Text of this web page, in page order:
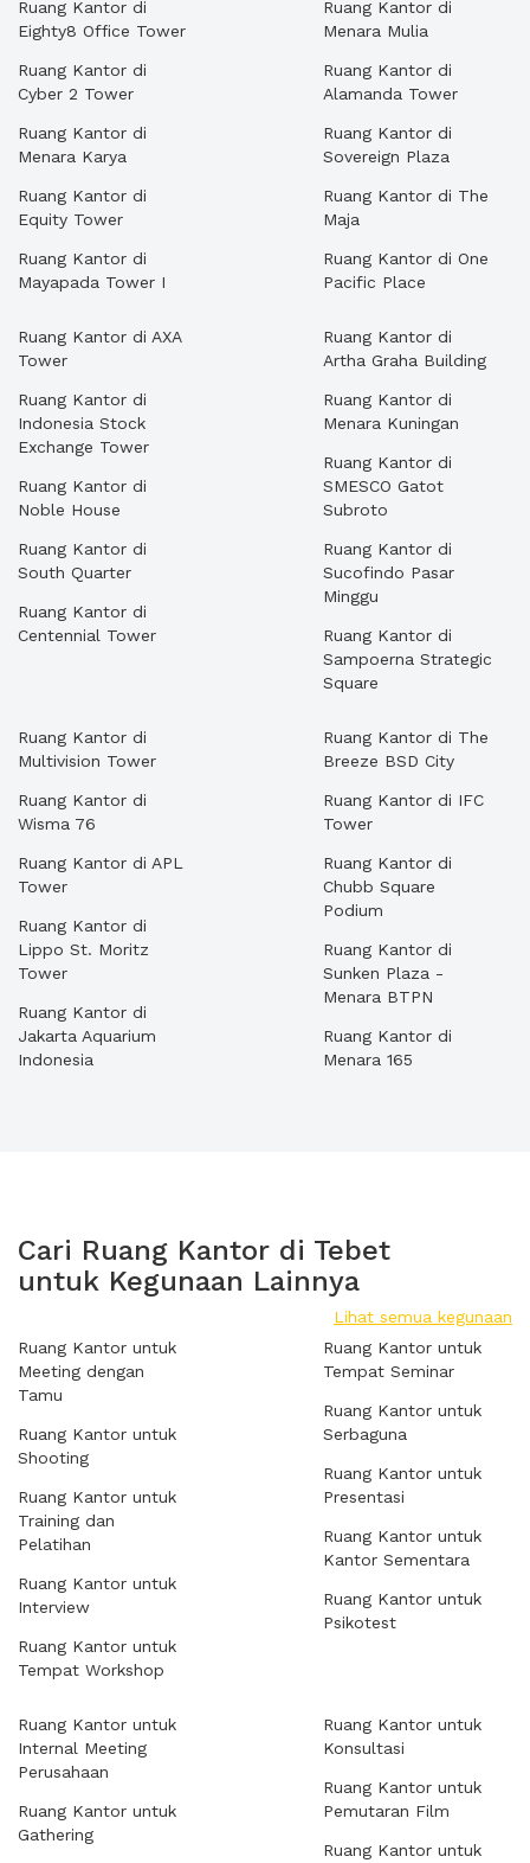
Ruang Kantor di
Eighty8 Office Tower
Ruang Kantor di
Cyber 2 Tower
Ruang Kantor di
Menara Karya
Ruang Kantor di
Equity Tower
Ruang Kantor di
Mayapada Tower I
Ruang Kantor di
Menara Mulia
Ruang Kantor di
Alamanda Tower
Ruang Kantor di
Sovereign Plaza
Ruang Kantor di The
Maja
Ruang Kantor di One
Pacific Place
Ruang Kantor di AXA
Tower
Ruang Kantor di
Indonesia Stock
Exchange Tower
Ruang Kantor di
Noble House
Ruang Kantor di
South Quarter
Ruang Kantor di
Centennial Tower
Ruang Kantor di
Artha Graha Building
Ruang Kantor di
Menara Kuningan
Ruang Kantor di
SMESCO Gatot
Subroto
Ruang Kantor di
Sucofindo Pasar
Minggu
Ruang Kantor di
Sampoerna Strategic
Square
Ruang Kantor di
Multivision Tower
Ruang Kantor di
Wisma 76
Ruang Kantor di APL
Tower
Ruang Kantor di
Lippo St. Moritz
Tower
Ruang Kantor di
Jakarta Aquarium
Indonesia
Ruang Kantor di The
Breeze BSD City
Ruang Kantor di IFC
Tower
Ruang Kantor di
Chubb Square
Podium
Ruang Kantor di
Sunken Plaza -
Menara BTPN
Ruang Kantor di
Menara 165
Cari Ruang Kantor di Tebet
untuk Kegunaan Lainnya
Lihat semua kegunaan
Ruang Kantor untuk
Meeting dengan
Tamu
Ruang Kantor untuk
Shooting
Ruang Kantor untuk
Training dan
Pelatihan
Ruang Kantor untuk
Interview
Ruang Kantor untuk
Tempat Workshop
Ruang Kantor untuk
Tempat Seminar
Ruang Kantor untuk
Serbaguna
Ruang Kantor untuk
Presentasi
Ruang Kantor untuk
Kantor Sementara
Ruang Kantor untuk
Psikotest
Ruang Kantor untuk
Internal Meeting
Perusahaan
Ruang Kantor untuk
Gathering
Ruang Kantor untuk
Konsultasi
Ruang Kantor untuk
Pemutaran Film
Ruang Kantor untuk